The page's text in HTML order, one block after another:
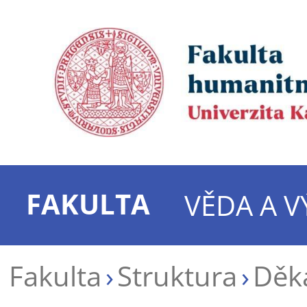
FAKULTA
VĚDA A
Fakulta Struktura